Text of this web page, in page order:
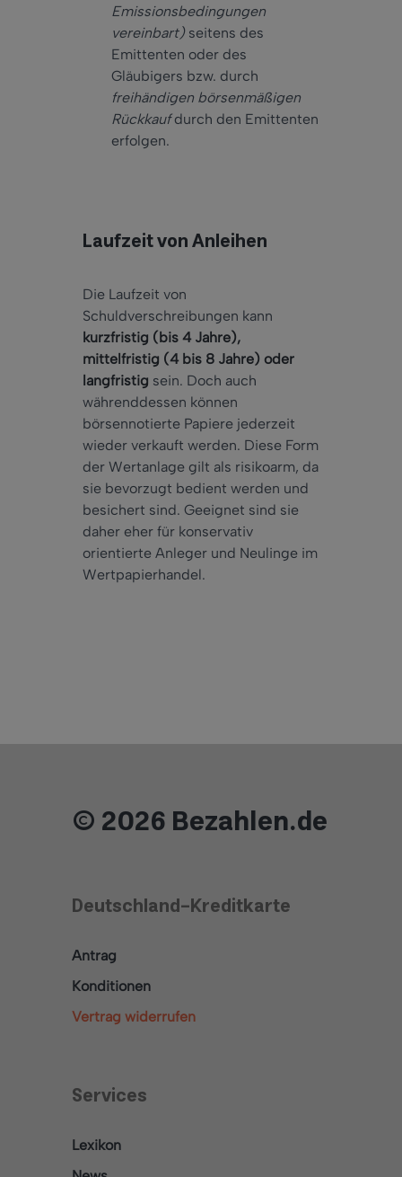
Emissionsbedingungen
vereinbart) seitens des
Emittenten oder des
Gläubigers bzw. durch
freihändigen börsenmäßigen
Rückkaufdurch den Emittenten
erfolgen.
Laufzeit von Anleihen
Die Laufzeit von
Schuldverschreibungen kann
kurzfristig (bis 4 Jahre),
mittelfristig (4 bis 8 Jahre) oder
langfristig sein. Doch auch
währenddessen können
börsennotierte Papiere jederzeit
wieder verkauft werden. Diese Form
der Wertanlage gilt als risikoarm, da
sie bevorzugt bedient werden und
besichert sind. Geeignet sind sie
daher eher für konservativ
orientierte Anleger und Neulinge im
Wertpapierhandel.
© 2026 Bezahlen.de
Deutschland-Kreditkarte
Antrag
Konditionen
Vertrag widerrufen
Services
Lexikon